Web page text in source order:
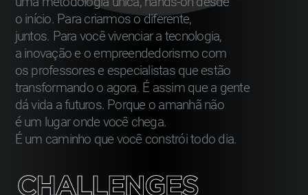
Saiba mais
Mensalidade
R$ 2.330,00*
Consulte condições
o início. Para criarmos o diferente,
juntos. Para você vivenciar a tecnologia,
a inovação e o empreendedorismo com
os professores e especialistas que estão
transformando o agora. É assim que a gente
dá vida a futuros. Porque o amanhã não
é um lugar onde você chega.
É um caminho que você constrói todo dia.